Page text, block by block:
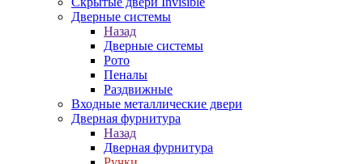
Дверные системы
Назад
Дверные системы
Рото
Пеналы
Раздвижные
Входные металлические двери
Дверная фурнитура
Назад
Дверная фурнитура